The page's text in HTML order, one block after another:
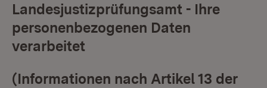
Landesjustizprüfungsamt - Ihre
personenbezogenen Daten
verarbeitet
(Informationen nach Artikel 13 der